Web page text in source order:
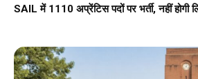
SAIL में 1110 अप्रेंटिस पदों पर भर्ती, नहीं होगी